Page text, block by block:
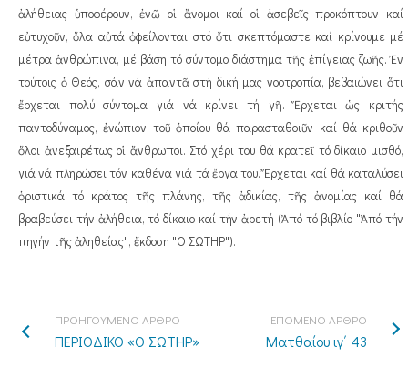
ἀλήθειας ὑποφέρουν, ἐνῶ οἱ ἄνομοι καί οἱ ἀσεβεῖς προκόπτουν καί
εὐτυχοῦν, ὅλα αὐτά ὀφείλονται στό ὄτι σκεπτόμαστε καί κρίνουμε μέ
μέτρα ἀνθρώπινα, μέ βάση τό σύντομο διάστημα τῆς ἐπίγειας ζωῆς. Ἐν
τούτοις ὁ Θεός, σάν νά ἀπαντᾶ στή δική μας νοοτροπία, βεβαιώνει ὅτι
ἔρχεται πολύ σύντομα γιά νά κρίνει τή γῆ. Ἔρχεται ὡς κριτής
παντοδύναμος, ἐνώπιον τοῦ ὁποίου θά παρασταθοιῦν καί θά κριθοῦν
ὅλοι ἀνεξαιρέτως οἱ ἄνθρωποι. Στό χέρι του θά κρατεῖ τό δίκαιο μισθό,
γιά νά πληρώσει τόν καθένα γιά τά ἔργα του. Ἔρχεται καί θά καταλύσει
ὁριστικά τό κράτος τῆς πλάνης, τῆς ἀδικίας, τῆς ἀνομίας καί θά
βραβεύσει τήν ἀλήθεια, τό δίκαιο καί τήν ἀρετή (Ἀπό τό βιβλίο "Ἀπό τήν
πηγήν τῆς ἀληθείας", ἔκδοση "Ο ΣΩΤΗΡ").
ΠΡΟΗΓΟΥΜΕΝΟ ΑΡΘΡΟ
ΠΕΡΙΟΔΙΚΟ «Ο ΣΩΤΗΡ»
ΕΠΟΜΕΝΟ ΑΡΘΡΟ
Ματθαίου ιγ΄ 43